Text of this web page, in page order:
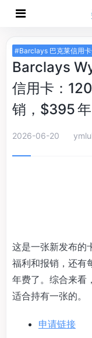
#Barclays 巴克莱信用
Barclays
信用卡：
销，$395
2026-06-20
这是一张新发布的
福利和报销，还有
年费了。综合来看
适合持有一张的。
申请链接